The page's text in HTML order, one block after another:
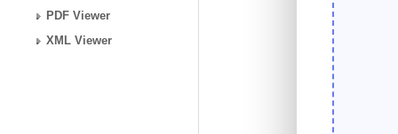
PDF Viewer
XML Viewer